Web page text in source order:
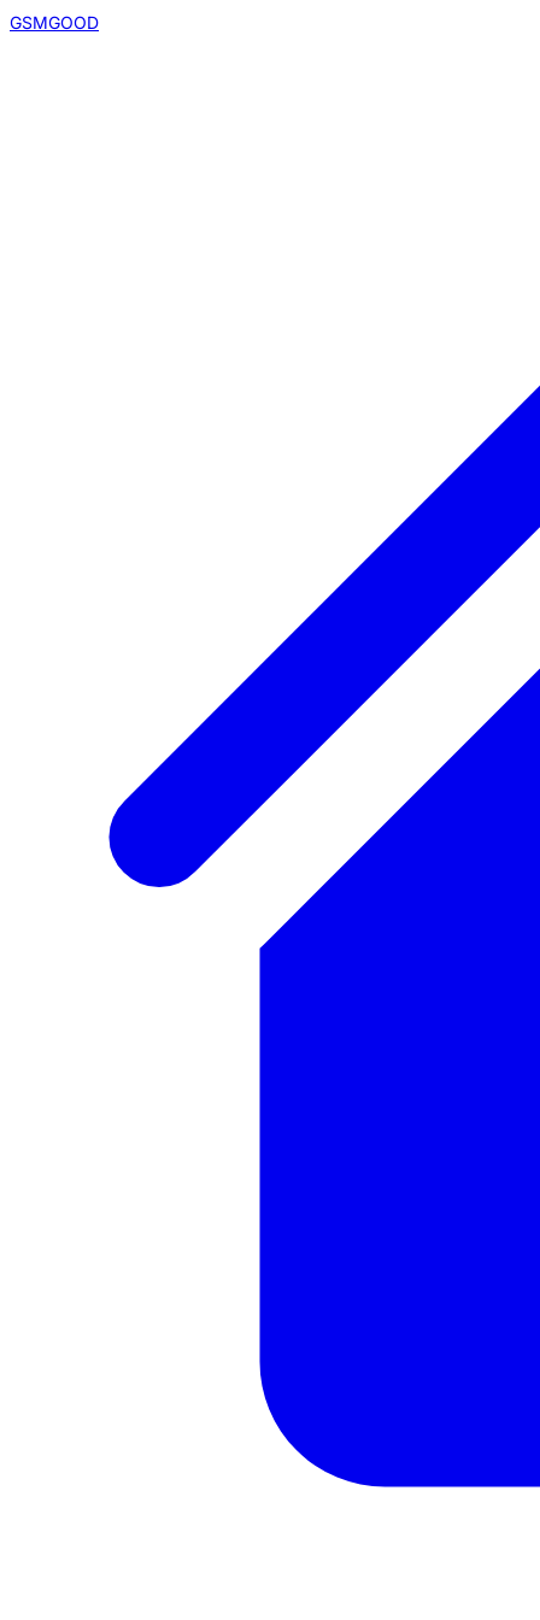
GSMGOOD